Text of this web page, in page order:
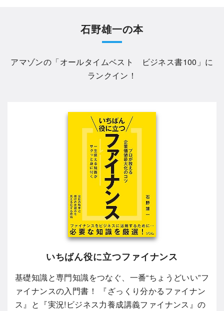
石野雄一の本
アマゾンの「オールタイムベスト ビジネス書100 」に
ランクイン！
いちばん役に立つファイナンス
基礎知識と専門知識をつなぐ、一番“ちょうどいい”フ
ァイナンスの入門書！ 『ざっくり分かるファイナン
ス』と『実況!ビジネス力養成講義ファイナンス』の